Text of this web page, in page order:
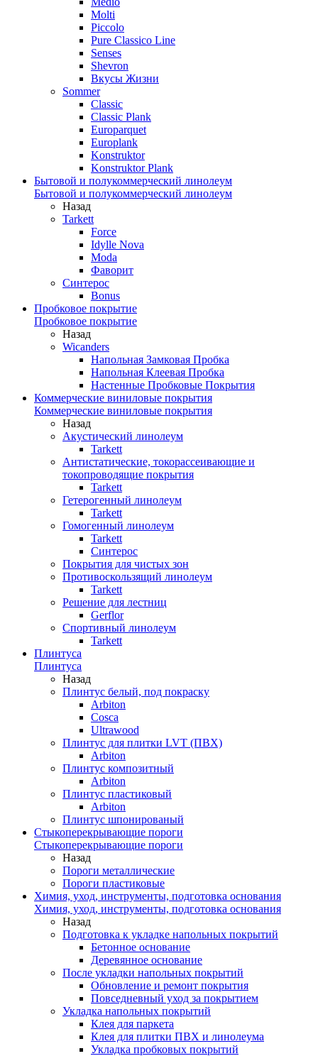
Molti
Piccolo
Pure Classico Line
Senses
Shevron
Вкусы Жизни
Sommer
Classic
Classic Plank
Europarquet
Europlank
Konstruktor
Konstruktor Plank
Бытовой и полукоммерческий линолеум
Бытовой и полукоммерческий линолеум
Назад
Tarkett
Force
Idylle Nova
Moda
Фаворит
Синтерос
Bonus
Пробковое покрытие
Пробковое покрытие
Назад
Wicanders
Напольная Замковая Пробка
Напольная Клеевая Пробка
Настенные Пробковые Покрытия
Коммерческие виниловые покрытия
Коммерческие виниловые покрытия
Назад
Акустический линолеум
Tarkett
Антистатические, токорассеивающие и
токопроводящие покрытия
Tarkett
Гетерогенный линолеум
Tarkett
Гомогенный линолеум
Tarkett
Синтерос
Покрытия для чистых зон
Противоскользящий линолеум
Tarkett
Решение для лестниц
Gerflor
Спортивный линолеум
Tarkett
Плинтуса
Плинтуса
Назад
Плинтус белый, под покраску
Arbiton
Cosca
Ultrawood
Плинтус для плитки LVT (ПВХ)
Arbiton
Плинтус композитный
Arbiton
Плинтус пластиковый
Arbiton
Плинтус шпонированый
Стыкоперекрывающие пороги
Стыкоперекрывающие пороги
Назад
Пороги металлические
Пороги пластиковые
Химия, уход, инструменты, подготовка основания
Химия, уход, инструменты, подготовка основания
Назад
Подготовка к укладке напольных покрытий
Бетонное основание
Деревянное основание
После укладки напольных покрытий
Обновление и ремонт покрытия
Повседневный уход за покрытием
Укладка напольных покрытий
Клея для паркета
Клея для плитки ПВХ и линолеума
Укладка пробковых покрытий